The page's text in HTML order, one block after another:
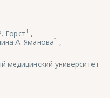
Горст1 ,
А. Яманова1 ,
медицинский университет